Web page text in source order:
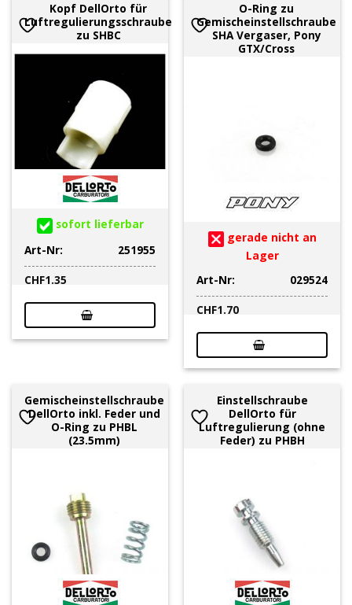
Kopf DellOrto für
Luftregulierungsschraube
zu SHBC
sofort lieferbar
Art-Nr:
251955
CHF1.35
O-Ring zu
Gemischeinstellschraube
SHA Vergaser, Pony
GTX/Cross
gerade nicht an
Lager
Art-Nr:
029524
CHF1.70
Gemischeinstellschraube
DellOrto inkl. Feder und
O-Ring zu PHBL
(23.5mm)
Einstellschraube
DellOrto für
Luftregulierung (ohne
Feder) zu PHBH